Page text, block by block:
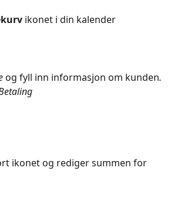
ikonet i din kalender
og fyll inn informasjon om kunden.
ikonet og rediger summen for